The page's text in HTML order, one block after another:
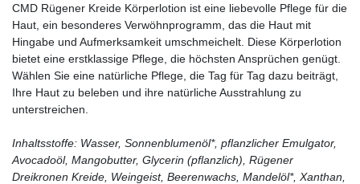
CMD Rügener Kreide Körperlotion ist eine liebevolle Pflege für die
Haut, ein besonderes Verwöhnprogramm, das die Haut mit
Hingabe und Aufmerksamkeit umschmeichelt. Diese Körperlotion
bietet eine erstklassige Pflege, die höchsten Ansprüchen genügt.
Wählen Sie eine natürliche Pflege, die Tag für Tag dazu beiträgt,
Ihre Haut zu beleben und ihre natürliche Ausstrahlung zu
unterstreichen.
Inhaltsstoffe: Wasser, Sonnenblumenöl*, pflanzlicher Emulgator,
Avocadoöl, Mangobutter, Glycerin (pflanzlich), Rügener
Dreikronen Kreide, Weingeist, Beerenwachs, Mandelöl*, Xanthan,